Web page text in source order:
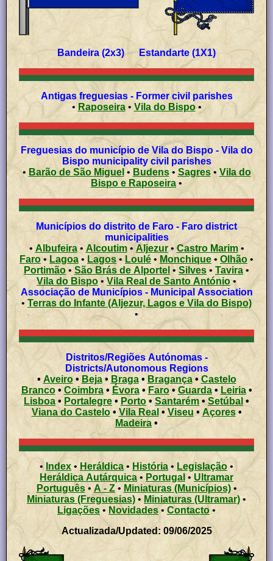
Bandeira (2x3) Estandarte (1X1)
Antigas freguesias - Former civil parishes
• Raposeira• Vila do Bispo•
Freguesias do município de Vila do Bispo - Vila do
Bispo municipality civil parishes
•
Barão de São Miguel • Budens• Sagres• Vila do
Bispo e Raposeira •
Municípios do distrito de Faro - Faro district
municipalities
• Albufeira• Alcoutim• Aljezur•Castro Marim•
Faro• Lagoa • Lagos • Loulé • Monchique • Olhão •
Portimão • São Brás de Alportel • Silves • Tavira •
Vila do Bispo • Vila Real de Santo António•
Associação de Municípios - Municipal Association
• Terras do Infante (Aljezur, Lagos e Vila do Bispo)
•
Distritos/Regiões Autónomas -
Districts/Autonomous Regions
• Aveiro• Beja• Braga• Bragança•Castelo
Branco• Coimbra• Évora•Faro• Guarda• Leiria•
Lisboa • Portalegre • Porto • Santarém •Setúbal •
Viana do Castelo• Vila Real • Viseu• Açores •
Madeira •
• Index • Heráldica • História • Legislação •
Heráldica Autárquica • Portugal • Ultramar
Português• A - Z• Miniaturas (Municípios)•
Miniaturas (Freguesias) •Miniaturas (Ultramar) •
Ligações • Novidades• Contacto •
Actualizada/Updated: 09/06/2025